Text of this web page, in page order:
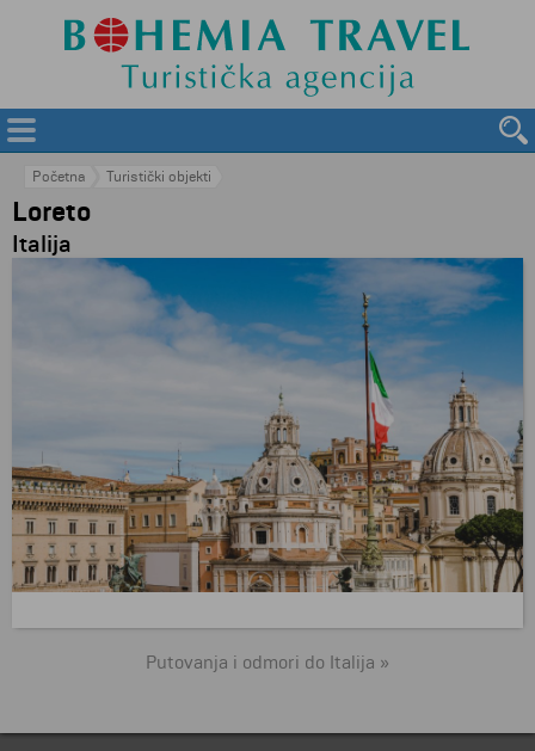
Početna Turistički objekti
Loreto
Italija
Putovanja i odmori do Italija »